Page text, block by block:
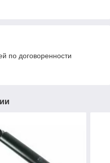
по договоренности